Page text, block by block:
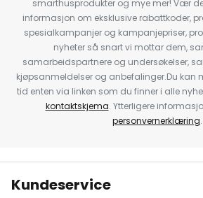
smarthusprodukter og mye mer! Vær
informasjon om eksklusive rabattkoder,
spesialkampanjer og kampanjepriser,
nyheter så snart vi mottar dem,
samarbeidspartnere og undersøkelser,
kjøpsanmeldelser og anbefalinger.Du kan
tid enten via linken som du finner i alle
kontaktskjema. Ytterligere
personvernerklæring.
Kundeservice